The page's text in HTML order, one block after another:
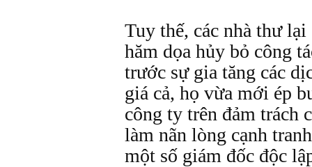
Tuy thế, các nhà thư
hăm dọa hủy bỏ công
trước sự gia tăng các
giá cả, họ vừa mới ép
công ty trên đảm trách
làm nãn lòng cạnh
một số giám đốc độc